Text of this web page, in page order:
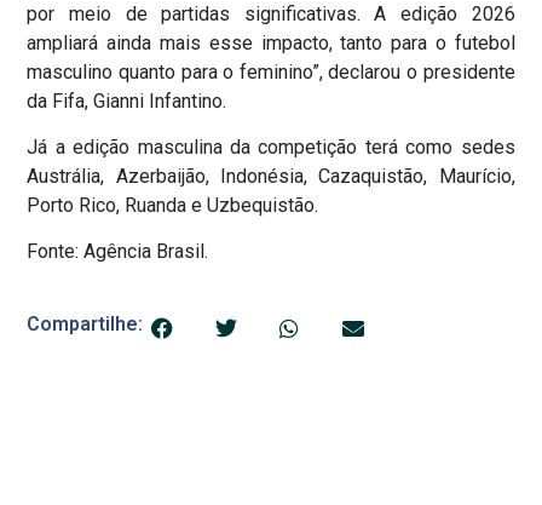
por meio de partidas significativas. A edição 2026
ampliará ainda mais esse impacto, tanto para o futebol
masculino quanto para o feminino”, declarou o presidente
da Fifa, Gianni Infantino.
Já a edição masculina da competição terá como sedes
Austrália, Azerbaijão, Indonésia, Cazaquistão, Maurício,
Porto Rico, Ruanda e Uzbequistão.
Fonte: Agência Brasil.
Compartilhe: